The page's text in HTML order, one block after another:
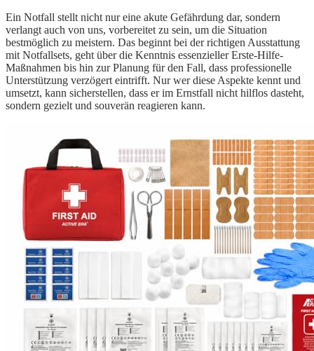
Ein Notfall stellt nicht nur eine akute Gefährdung dar, sondern
verlangt auch von uns, vorbereitet zu sein, um die Situation
bestmöglich zu meistern. Das beginnt bei der richtigen Ausstattung
mit Notfallsets, geht über die Kenntnis essenzieller Erste-Hilfe-
Maßnahmen bis hin zur Planung für den Fall, dass professionelle
Unterstützung verzögert eintrifft. Nur wer diese Aspekte kennt und
umsetzt, kann sicherstellen, dass er im Ernstfall nicht hilflos dasteht,
sondern gezielt und souverän reagieren kann.